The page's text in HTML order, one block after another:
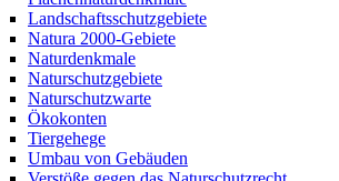
Landschaftsschutzgebiete
Natura 2000-Gebiete
Naturdenkmale
Naturschutzgebiete
Naturschutzwarte
Ökokonten
Tiergehege
Umbau von Gebäuden